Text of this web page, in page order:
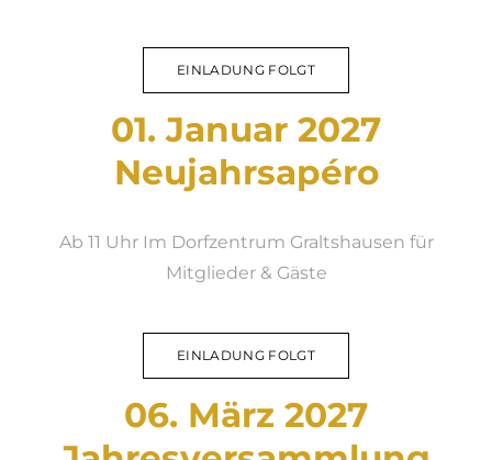
EINLADUNG FOLGT
01. Januar 2027
Neujahrsapéro
Ab 11 Uhr Im Dorfzentrum Graltshausen ​für
Mitglieder & Gäste
EINLADUNG FOLGT
06. März 2027